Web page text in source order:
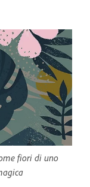
fiori di uno